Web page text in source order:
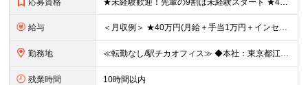
応募資格 ★未経験歓迎！先輩の9割は未経験スタート ★45歳以下の方は全員面接 ◆学歴不問 ◆普通自動車免許(AT限定可) ◆45歳までの方※若年層の長期キャリア形成を図るため できるだけ多くの方とお会いし
給与 ＜月収例＞ ★40万円(月給＋手当1万円＋インセンティブ)／入社4年目・30代 ★28.5万円(月給＋手当1万円＋インセンティブ)／入社2年目 ◆月給24万7,000円以上～＋賞与年2回＋インセンテ
勤務地 ≪転勤なし/駅チカオフィス≫ ◆本社：東京都江戸川区東葛西6-1-17 第6カネ長ビル6F ※(変更の範囲)上記を除く当社関連勤務地
残業時間 10時間以内